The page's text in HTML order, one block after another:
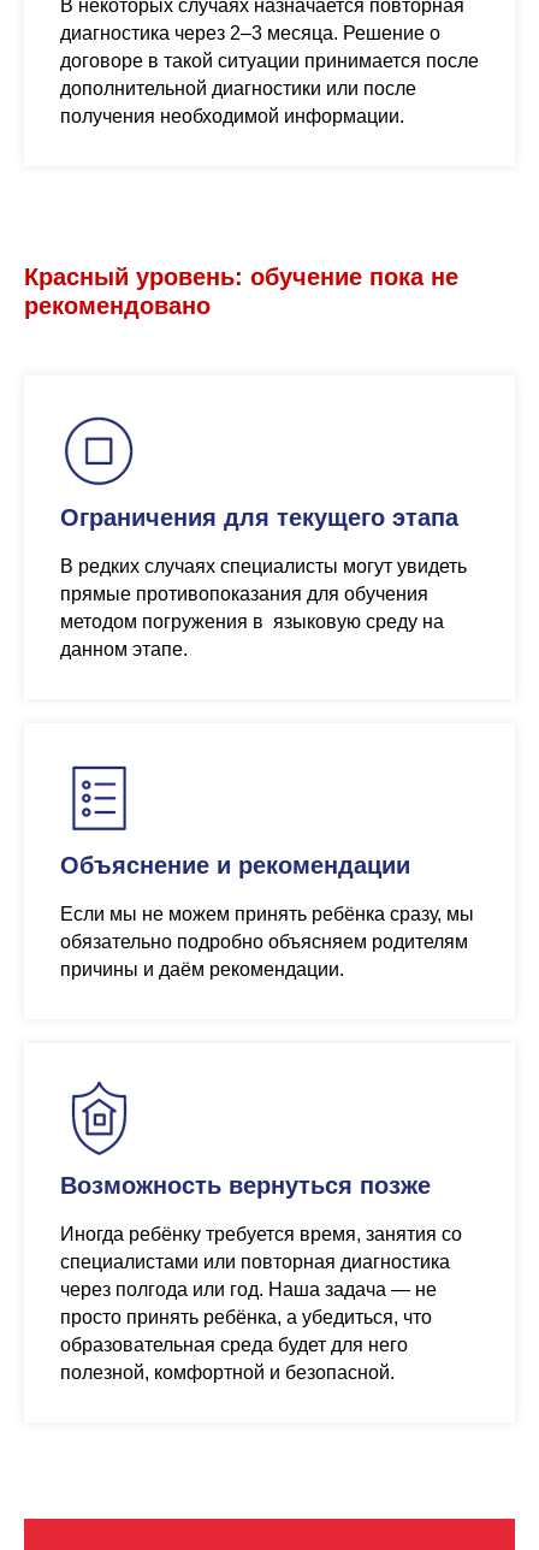
В некоторых случаях назначается повторная
диагностика через 2–3 месяца. Решение о
договоре в такой ситуации принимается после
дополнительной диагностики или после
получения необходимой информации.
Красный уровень: обучение пока не
рекомендовано
Ограничения для текущего этапа
В редких случаях специалисты могут увидеть
прямые противопоказания для обучения
методом погружения в языковую среду на
данном этапе.
Объяснение и рекомендации
Если мы не можем принять ребёнка сразу, мы
обязательно подробно объясняем родителям
причины и даём рекомендации.
Возможность вернуться позже
Иногда ребёнку требуется время, занятия со
специалистами или повторная диагностика
через полгода или год. Наша задача — не
просто принять ребёнка, а убедиться, что
образовательная среда будет для него
полезной, комфортной и безопасной.